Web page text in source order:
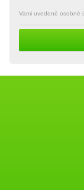
Vami uvedené osobné